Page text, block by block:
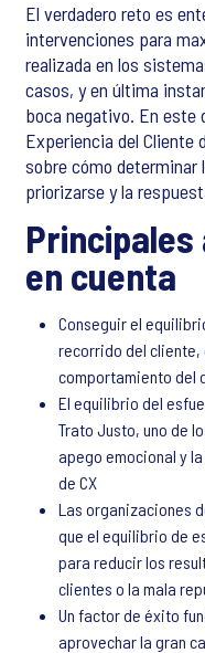
El verdadero reto es
intervenciones para
realizada en los
casos, y en última
boca negativo. En este
Experiencia del
sobre cómo determinar
priorizarse y la
en cuenta
Conseguir el
recorrido del cliente,
comportamiento del
El equilibrio del
Trato Justo, uno de
apego emocional y
de CX
Las organizaciones
que el equilibrio de
para reducir los
clientes o la mala
Un factor de éxito
aprovechar la gran